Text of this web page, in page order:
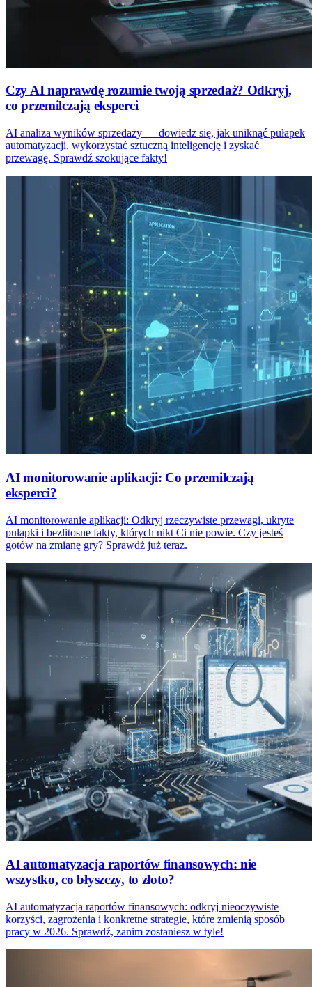
Czy AI naprawdę rozumie twoją sprzedaż? Odkryj,
co przemilczają eksperci
AI analiza wyników sprzedaży — dowiedz się, jak uniknąć pułapek
automatyzacji, wykorzystać sztuczną inteligencję i zyskać
przewagę. Sprawdź szokujące fakty!
AI monitorowanie aplikacji: Co przemilczają
eksperci?
AI monitorowanie aplikacji: Odkryj rzeczywiste przewagi, ukryte
pułapki i bezlitosne fakty, których nikt Ci nie powie. Czy jesteś
gotów na zmianę gry? Sprawdź już teraz.
AI automatyzacja raportów finansowych: nie
wszystko, co błyszczy, to złoto?
AI automatyzacja raportów finansowych: odkryj nieoczywiste
korzyści, zagrożenia i konkretne strategie, które zmienią sposób
pracy w 2026. Sprawdź, zanim zostaniesz w tyle!